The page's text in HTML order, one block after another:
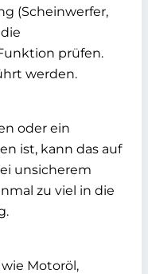
(Scheinwerfer,
prüfen.
werden.
oder ein
ist, kann das auf
unsicherem
zu viel in die
Motoröl,